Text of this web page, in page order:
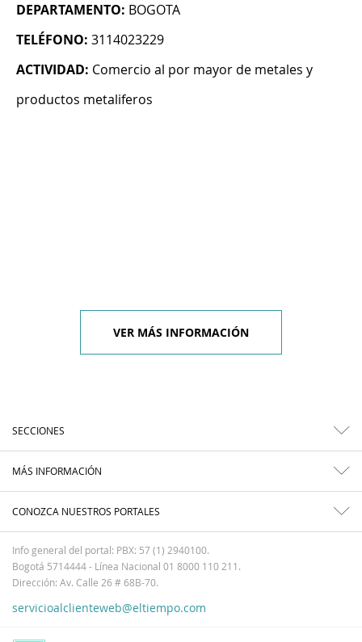
DEPARTAMENTO: BOGOTA
TELÉFONO: 3114023229
ACTIVIDAD: Comercio al por mayor de metales y
productos metaliferos
VER MÁS INFORMACIÓN
SECCIONES
MÁS INFORMACIÓN
CONOZCA NUESTROS PORTALES
Info general del portal: PBX: 57 (1) 2940100.
Bogotá 5714444 - Línea Nacional 01 8000 110 211.
Dirección: Av. Calle 26 # 68B-70.
servicioalclienteweb@eltiempo.com